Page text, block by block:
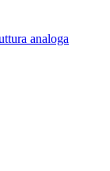
analoga